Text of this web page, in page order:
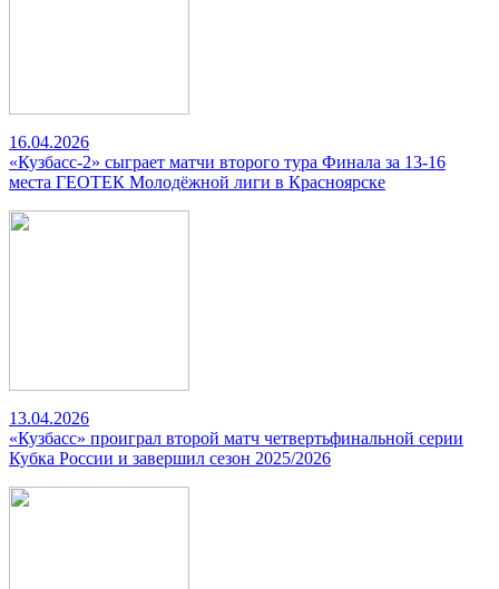
16.04.2026
«Кузбасс-2» сыграет матчи второго тура Финала за 13-16
места ГЕОТЕК Молодёжной лиги в Красноярске
13.04.2026
«Кузбасс» проиграл второй матч четвертьфинальной серии
Кубка России и завершил сезон 2025/2026